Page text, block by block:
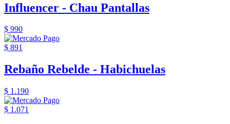
Influencer - Chau Pantallas
$ 990
$ 891
Rebaño Rebelde - Habichuelas
$ 1.190
$ 1.071